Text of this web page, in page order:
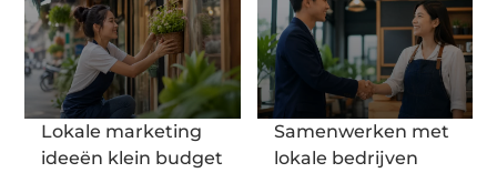
Lokale marketing
ideeën klein budget
Samenwerken met
lokale bedrijven